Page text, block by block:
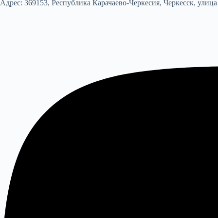
Адрес: 369153, Республика Карачаево-Черкесия, Черкесск,